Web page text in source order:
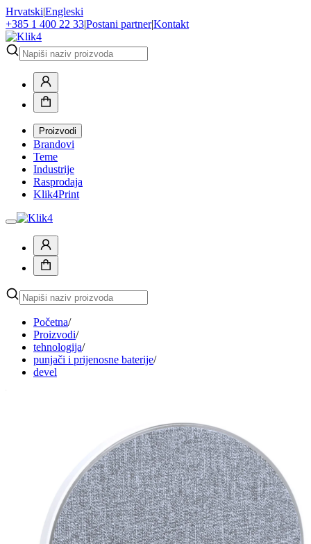
Hrvatski|Engleski
+385 1 400 22 33|Postani partner|Kontakt
Proizvodi
Brandovi
Teme
Industrije
Rasprodaja
Klik4Print
Početna/
Proizvodi/
tehnologija/
punjači i prijenosne baterije/
devel